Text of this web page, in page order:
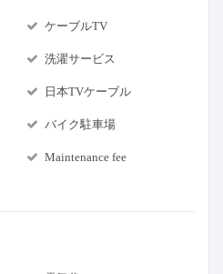
ケーブルTV
洗濯サービス
日本TVケーブル
バイク駐車場
Maintenance fee